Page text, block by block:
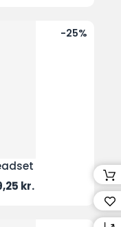
-25%
kr.